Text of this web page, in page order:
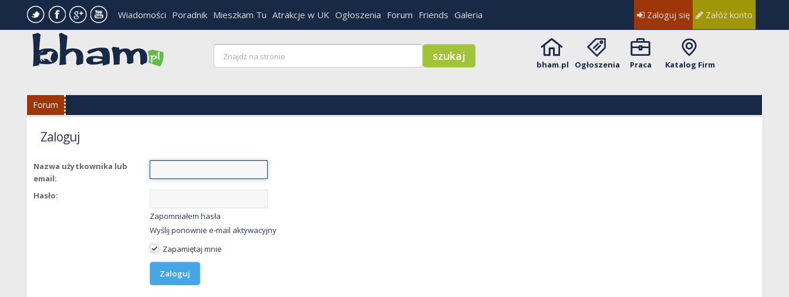
Wiadomości Poradnik Mieszkam Tu Atrakcje w UK Ogłoszenia Forum Friends Galeria Zaloguj się Załóż konto
bham.pl Ogłoszenia Praca Katalog Firm
Forum
Zaloguj
Nazwa użytkownika lub
email:
Hasło:
Zapomniałem hasła
Wyślij ponownie e-mail aktywacyjny
Zapamiętaj mnie